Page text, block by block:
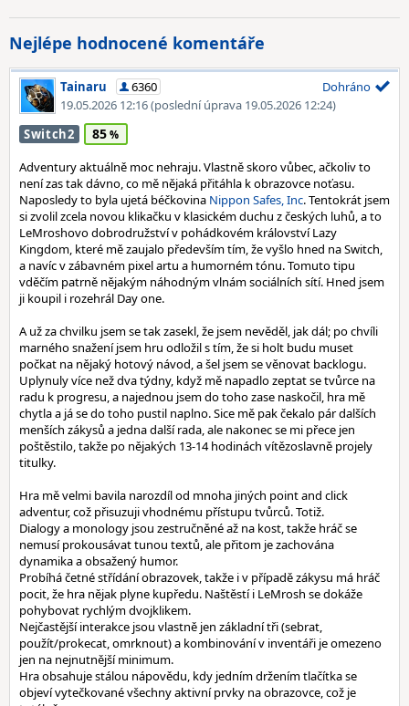
Nejlépe hodnocené komentáře
Tainaru
6360
19.05.2026 12:16(poslední úprava 19.05.2026 12:24)
Dohráno
Switch2 85
Adventury aktuálně moc nehraju. Vlastně skoro vůbec, ačkoliv to
není zas tak dávno, co mě nějaká přitáhla k obrazovce noťasu.
Naposledy to byla ujetá béčkovina Nippon Safes, Inc. Tentokrát jsem
si zvolil zcela novou klikačku v klasickém duchu z českých luhů, a to
LeMroshovo dobrodružství v pohádkovém království Lazy
Kingdom, které mě zaujalo především tím, že vyšlo hned na Switch,
a navíc v zábavném pixel artu a humorném tónu. Tomuto tipu
vděčím patrně nějakým náhodným vlnám sociálních sítí. Hned jsem
ji koupil i rozehrál Day one.
A už za chvilku jsem se tak zasekl, že jsem nevěděl, jak dál; po chvíli
marného snažení jsem hru odložil s tím, že si holt budu muset
počkat na nějaký hotový návod, a šel jsem se věnovat backlogu.
Uplynuly více než dva týdny, když mě napadlo zeptat se tvůrce na
radu k progresu, a najednou jsem do toho zase naskočil, hra mě
chytla a já se do toho pustil naplno. Sice mě pak čekalo pár dalších
menších zákysů a jedna další rada, ale nakonec se mi přece jen
poštěstilo, takže po nějakých 13-14 hodinách vítězoslavně projely
titulky.
Hra mě velmi bavila narozdíl od mnoha jiných point and click
adventur, což přisuzuji vhodnému přístupu tvůrců. Totiž.
Dialogy a monology jsou zestručněné až na kost, takže hráč se
nemusí prokousávat tunou textů, ale přitom je zachována
dynamika a obsažený humor.
Probíhá četné střídání obrazovek, takže i v případě zákysu má hráč
pocit, že hra nějak plyne kupředu. Naštěstí i LeMrosh se dokáže
pohybovat rychlým dvojklikem.
Nejčastější interakce jsou vlastně jen základní tři (sebrat,
použít/prokecat, omrknout) a kombinování v inventáři je omezeno
jen na nejnutnější minimum.
Hra obsahuje stálou nápovědu, kdy jedním držením tlačítka se
objeví vytečkované všechny aktivní prvky na obrazovce, což je